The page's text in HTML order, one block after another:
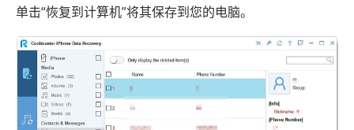
单击“恢复到计算机”将其保存到您的电脑。